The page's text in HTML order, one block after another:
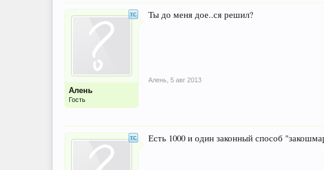
Алень
Гость
Ты до меня дое..ся решил?
Алень 5 авг 2013
Есть 1000 и один законный способ